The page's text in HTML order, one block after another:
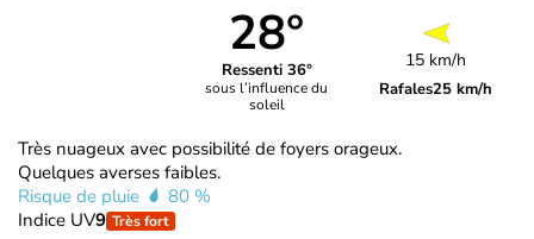
28°
Ressenti 36°
sous l’influence du
soleil
15 km/h
Rafales25 km/h
Très nuageux avec possibilité de foyers orageux.
Quelques averses faibles.
Risque de pluie
80 %
Indice UV9 Très fort